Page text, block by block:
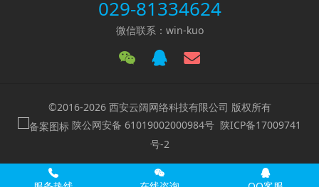
029-81334624
微信联系：win-kuo
©2016-2026 西安云阔网络科技有限公司 版权所有
陕公网安备 61019002000984号 陕ICP备17009741
号-2